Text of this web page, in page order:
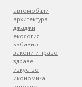
автомобили
архитектура
джаджи
екология
забавно
закони и право
здраве
изкуство
икономика